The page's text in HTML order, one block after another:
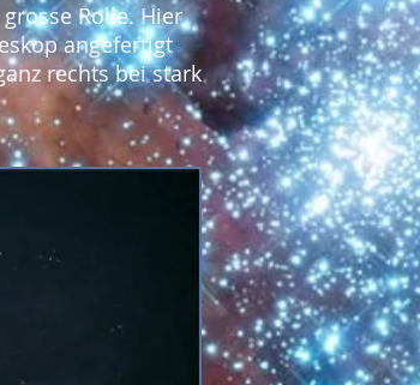
Rolle. Hier
angefertigt
rechts bei stark